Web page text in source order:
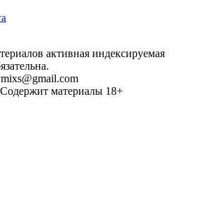
активная индексируемая
материалы 18+